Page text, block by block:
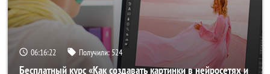
06:16:21 Получили: 524
Бесплатный курс «Как создавать картинки в нейросетях и